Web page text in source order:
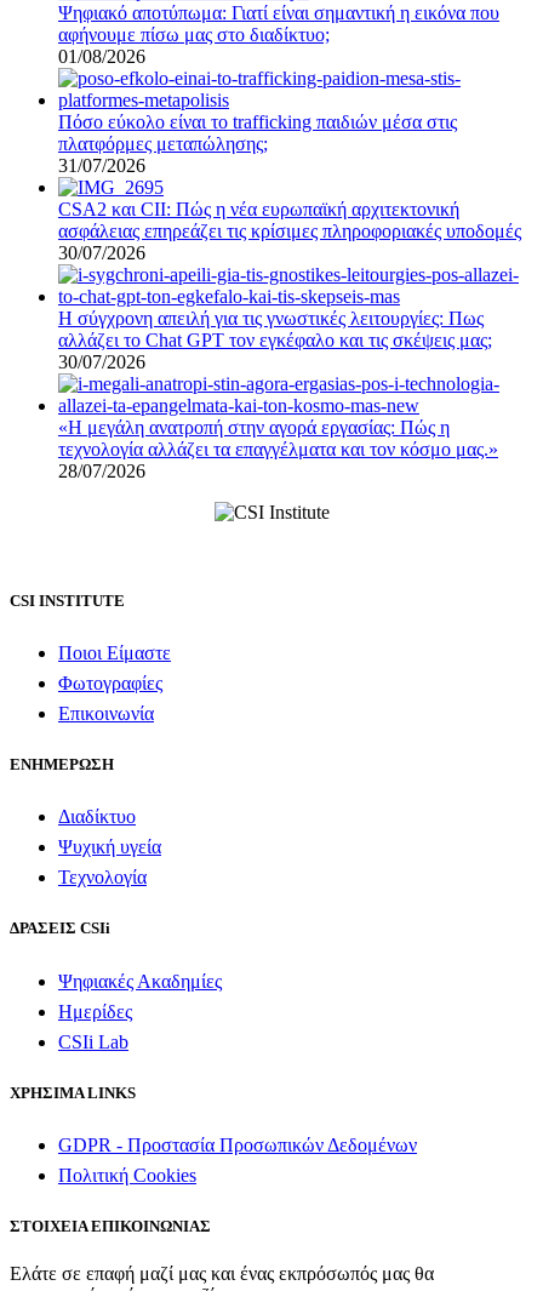
Ψηφιακό αποτύπωμα: Γιατί είναι σημαντική η εικόνα που
αφήνουμε πίσω μας στο διαδίκτυο;
01/08/2026
Πόσο εύκολο είναι το trafficking παιδιών μέσα στις
πλατφόρμες μεταπώλησης;
31/07/2026
CSA2 και CII: Πώς η νέα ευρωπαϊκή αρχιτεκτονική
ασφάλειας επηρεάζει τις κρίσιμες πληροφοριακές υποδομές
30/07/2026
Η σύγχρονη απειλή για τις γνωστικές λειτουργίες: Πως
αλλάζει το Chat GPT τον εγκέφαλο και τις σκέψεις μας;
30/07/2026
«Η μεγάλη ανατροπή στην αγορά εργασίας: Πώς η
τεχνολογία αλλάζει τα επαγγέλματα και τον κόσμο μας.»
28/07/2026
CSI INSTITUTE
Ποιοι Είμαστε
Φωτογραφίες
Επικοινωνία
ΕΝΗΜΕΡΩΣΗ
Διαδίκτυο
Ψυχική υγεία
Τεχνολογία
ΔΡΑΣΕΙΣ CSIi
Ψηφιακές Ακαδημίες
Ημερίδες
CSIi Lab
ΧΡΗΣΙΜΑ LINKS
GDPR - Προστασία Προσωπικών Δεδομένων
Πολιτική Cookies
ΣΤΟΙΧΕΙΑ ΕΠΙΚΟΙΝΩΝΙΑΣ
Ελάτε σε επαφή μαζί μας και ένας εκπρόσωπός μας θα